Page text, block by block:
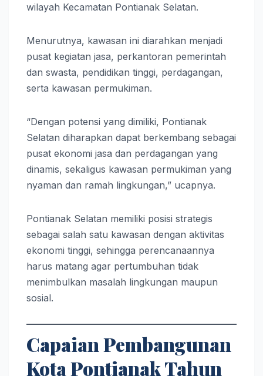
wilayah Kecamatan Pontianak Selatan.
Menurutnya, kawasan ini diarahkan menjadi
pusat kegiatan jasa, perkantoran pemerintah
dan swasta, pendidikan tinggi, perdagangan,
serta kawasan permukiman.
“Dengan potensi yang dimiliki, Pontianak
Selatan diharapkan dapat berkembang sebagai
pusat ekonomi jasa dan perdagangan yang
dinamis, sekaligus kawasan permukiman yang
nyaman dan ramah lingkungan,” ucapnya.
Pontianak Selatan memiliki posisi strategis
sebagai salah satu kawasan dengan aktivitas
ekonomi tinggi, sehingga perencanaannya
harus matang agar pertumbuhan tidak
menimbulkan masalah lingkungan maupun
sosial.
Capaian Pembangunan
Kota Pontianak Tahun